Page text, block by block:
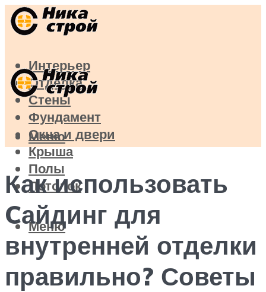
Интерьер
Отделка
Стены
Фундамент
Окна и двери
Крыша
Полы
Потолок
Меню
Меню
Как использовать
Cайдинг для
внутренней отделки
правильно? Советы